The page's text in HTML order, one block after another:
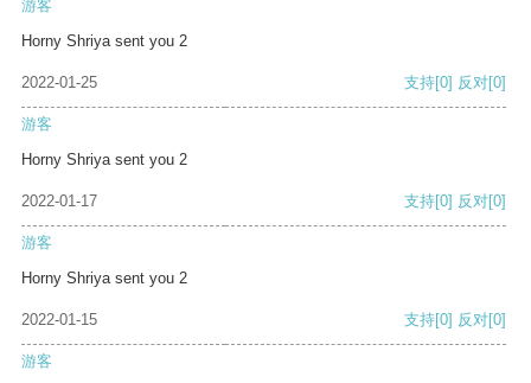
游客
Horny Shriya sent you 2
2022-01-25 支持[0] 反对[0]
游客
Horny Shriya sent you 2
2022-01-17 支持[0] 反对[0]
游客
Horny Shriya sent you 2
2022-01-15 支持[0] 反对[0]
游客